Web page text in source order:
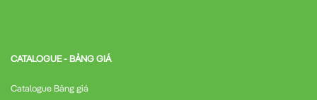
Bảo vệ các tòa nhà văn phòng, chung cư cao tầng
CATALOGUE - BẢNG GIÁ
Catalogue Bảng giá